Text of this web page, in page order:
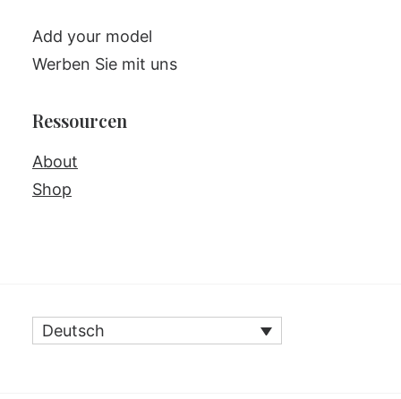
Add your model
Werben Sie mit uns
Ressourcen
About
Shop
Deutsch